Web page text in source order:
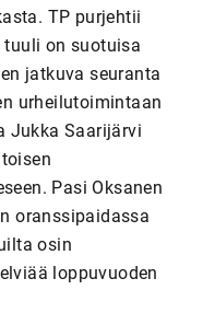
TP purjehtii
on suotuisa
jatkuva seuranta
urheilutoimintaan
Jukka Saarijärvi
Pasi Oksanen
oranssipaidassa
osin
loppuvuoden